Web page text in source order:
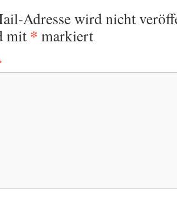
Adresse wird nicht
mit * markiert